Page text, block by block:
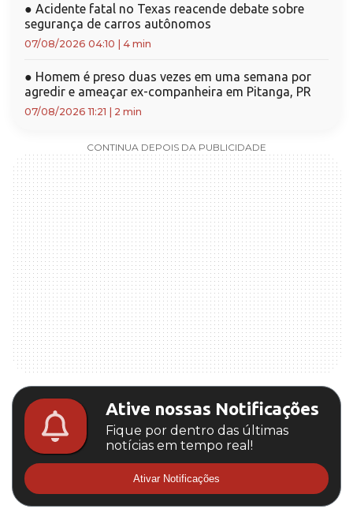
● Acidente fatal no Texas reacende debate sobre
segurança de carros autônomos
07/08/2026 04:10 | 4 min
● Homem é preso duas vezes em uma semana por
agredir e ameaçar ex-companheira em Pitanga, PR
07/08/2026 11:21 | 2 min
CONTINUA DEPOIS DA PUBLICIDADE
Ative nossas Notificações
Fique por dentro das últimas
notícias em tempo real!
Ativar Notificações